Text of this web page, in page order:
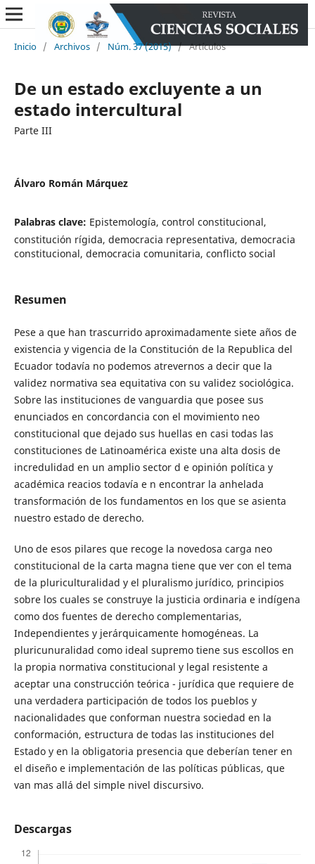
Inicio / Archivos / Núm. 37 (2015) / Artículos
De un estado excluyente a un
estado intercultural
Parte III
Álvaro Román Márquez
Palabras clave: Epistemología, control constitucional,
constitución rígida, democracia representativa, democracia
constitucional, democracia comunitaria, conflicto social
Resumen
Pese a que han trascurrido aproximadamente siete años de
existencia y vigencia de la Constitución de la Republica del
Ecuador todavía no podemos atrevernos a decir que la
validez normativa sea equitativa con su validez sociológica.
Sobre las instituciones de vanguardia que posee sus
enunciados en concordancia con el movimiento neo
constitucional que dejado sus huellas en casi todas las
constituciones de Latinoamérica existe una alta dosis de
incredulidad en un amplio sector d e opinión política y
académica reacios todavía e n encontrar la anhelada
transformación de los fundamentos en los que se asienta
nuestro estado de derecho.
Uno de esos pilares que recoge la novedosa carga neo
constitucional de la carta magna tiene que ver con el tema
de la pluriculturalidad y el pluralismo jurídico, principios
sobre los cuales se construye la justicia ordinaria e indígena
como dos fuentes de derecho complementarias,
Independientes y jerárquicamente homogéneas. La
pluricunuralidad como ideal supremo tiene sus escollos en
la propia normativa constitucional y legal resistente a
aceptar una construcción teórica - jurídica que requiere de
una verdadera participación de todos los pueblos y
nacionalidades que conforman nuestra sociedad en la
conformación, estructura de todas las instituciones del
Estado y en la obligatoria presencia que deberían tener en
el diseño e implementación de las políticas públicas, que
van mas allá del simple nivel discursivo.
Descargas